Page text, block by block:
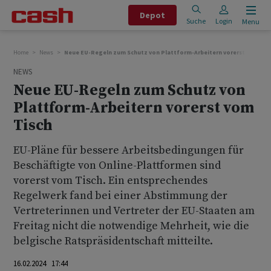
Depot
Suche Login Menu
Home News Neue EU-Regeln zum Schutz von Plattform-Arbeitern vorerst vom
NEWS
Neue EU-Regeln zum Schutz von
Plattform-Arbeitern vorerst vom
Tisch
EU-Pläne für bessere Arbeitsbedingungen für
Beschäftigte von Online-Plattformen sind
vorerst vom Tisch. Ein entsprechendes
Regelwerk fand bei einer Abstimmung der
Vertreterinnen und Vertreter der EU-Staaten am
Freitag nicht die notwendige Mehrheit, wie die
belgische Ratspräsidentschaft mitteilte.
16.02.2024 17:44